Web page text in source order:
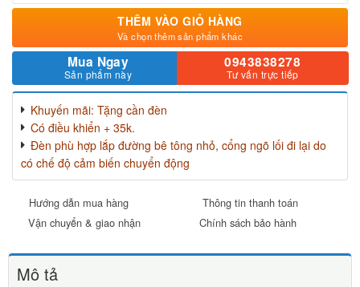
THÊM VÀO GIỎ HÀNG
Và chọn thêm sản phẩm khác
Mua Ngay
Sản phẩm này
0943838278
Tư vấn trực tiếp
Khuyến mãi: Tặng cần đèn
Có điều khiển + 35k.
Đèn phù hợp lắp đường bê tông nhỏ, cổng ngõ lối đi lại do
có chế độ cảm biến chuyển động
Hướng dẫn mua hàng
Thông tin thanh toán
Vận chuyển & giao nhận
Chính sách bảo hành
Mô tả